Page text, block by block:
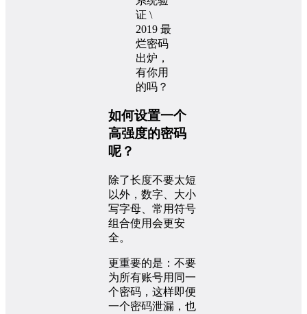
如何设置一个
高强度的密码
呢？
除了长度不要太短
以外，数字、大小
写字母、常用符号
组合使用会更安
全。
更重要的是：不要
为所有账号用同一
个密码，这样即便
一个密码泄漏，也